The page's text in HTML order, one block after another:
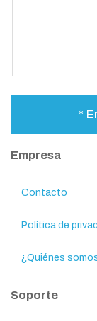
*
Empresa
Contacto
Política de
¿Quiénes
Soporte